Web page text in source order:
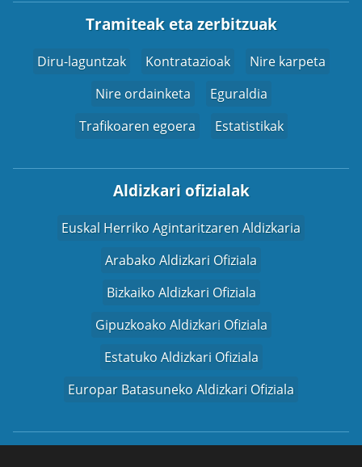
Tramiteak eta zerbitzuak
Diru-laguntzak Kontratazioak
Nire karpeta
Nire ordainketa
Eguraldia
Trafikoaren egoera
Estatistikak
Aldizkari ofizialak
Euskal Herriko Agintaritzaren Aldizkaria
Arabako Aldizkari Ofiziala
Bizkaiko Aldizkari Ofiziala
Gipuzkoako Aldizkari Ofiziala
Estatuko Aldizkari Ofiziala
Europar Batasuneko Aldizkari Ofiziala